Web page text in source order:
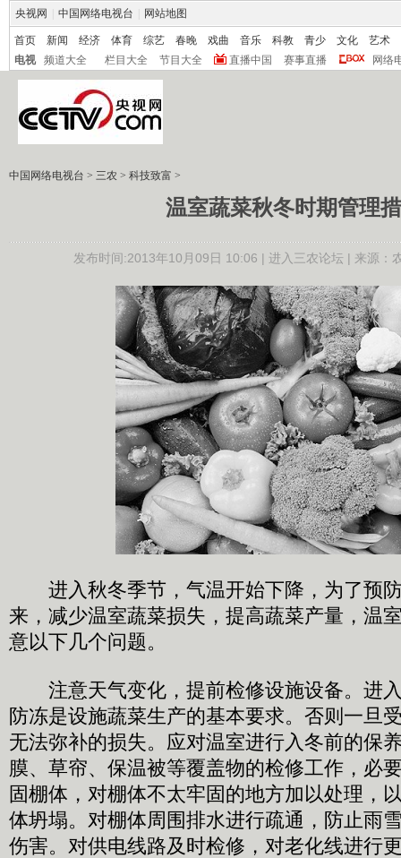
央视网 中国网络电视台 网站地图
首页 新闻 经济 体育 综艺 春晚 戏曲 音乐 科教 青少 文化
艺术
电视
频道大全 栏目大全 节目大全 直播中国 赛事直播 网络
中国网络电视台 > 三农 > 科技致富 >
温室蔬菜秋冬时期管理
发布时间:2013年10月09日 10:06 | 进入三农论坛| 来源：
进入秋冬季节，气温开始下降，为了预
来，减少温室蔬菜损失，提高蔬菜产量，温
意以下几个问题。
注意天气变化，提前检修设施设备。进
防冻是设施蔬菜生产的基本要求。否则一旦
无法弥补的损失。应对温室进行入冬前的保
膜、草帘、保温被等覆盖物的检修工作，必
固棚体，对棚体不太牢固的地方加以处理，
体坍塌。对棚体周围排水进行疏通，防止雨
伤害。对供电线路及时检修，对老化线进行